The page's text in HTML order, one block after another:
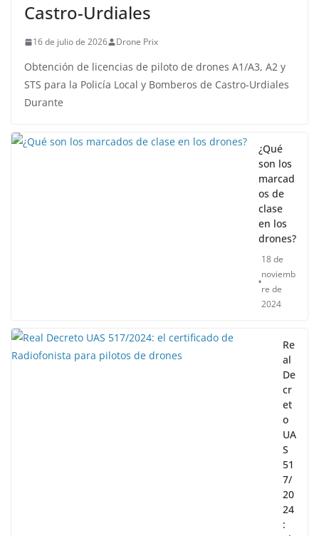
Castro-Urdiales
16 de julio de 2026 Drone Prix
Obtención de licencias de piloto de drones A1/A3, A2 y
STS para la Policía Local y Bomberos de Castro-Urdiales
Durante
¿Qué
son los
marcad
os de
clase
en los
drones?
18 de
noviemb
re de
2024
Re
al
De
cr
et
o
UA
S
51
7/
20
24
: